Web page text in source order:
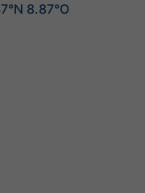
8.87°O